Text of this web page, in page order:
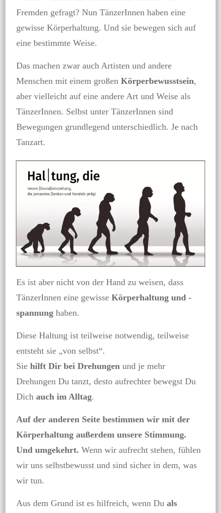
Fremden gefragt? Nun TänzerInnen haben eine
gewisse Körperhaltung. Und sie bewegen sich auf
eine bestimmte Weise.
Das machen zwar auch Artisten und andere
Menschen mit einem großenKörperbewusstsein,
aber vielleicht auf eine andere Art und Weise als
TänzerInnen. Selbst unter TänzerInnen sind
Bewegungen grundlegend unterschiedlich. Je nach
Tanzart.
Es ist aber nicht von der Hand zu weisen, dass
TänzerInnen eine gewisseKörperhaltung und -
spannunghaben.
Diese Haltung ist teilweise notwendig, teilweise
entsteht sie „von selbst“.
Siehilft Dir bei Drehungen und je mehr
Drehungen Du tanzt, desto aufrechter bewegst Du
Dichauch im Alltag.
Auf der anderen Seite bestimmen wir mit der
Körperhaltung außerdem unsere Stimmung.
Und umgekehrt.Wenn wir aufrecht stehen, fühlen
wir uns selbstbewusst und sind sicher in dem, was
wir tun.
Aus dem Grund ist es hilfreich, wenn Duals